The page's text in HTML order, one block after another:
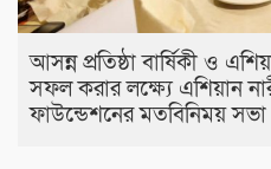
আসন্ন প্রতিষ্ঠা বার্ষিকী ও
সফল করার লক্ষ্যে এশিয়ান
ফাউন্ডেশনের মতবিনিময় সভা